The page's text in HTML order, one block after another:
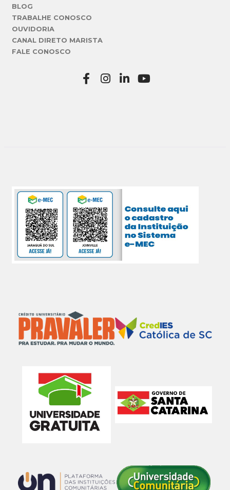
BLOG
TRABALHE CONOSCO
OUVIDORIA
CANAL DIRETO MARISTA
FALE CONOSCO